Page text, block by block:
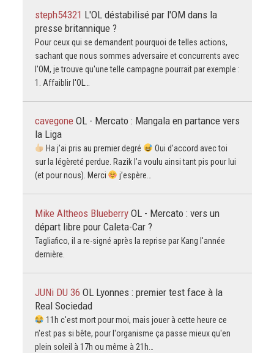
steph54321 L'OL déstabilisé par l'OM dans la
presse britannique ?
Pour ceux qui se demandent pourquoi de telles actions,
sachant que nous sommes adversaire et concurrents avec
l'OM, je trouve qu'une telle campagne pourrait par exemple :
1. Affaiblir l'OL…
cavegone OL - Mercato : Mangala en partance vers
la Liga
Ha j’ai pris au premier degré
Oui d’accord avec toi
sur la légèreté perdue. Razik l’a voulu ainsi tant pis pour lui
(et pour nous). Merci
j’espère…
Mike Altheos Blueberry OL - Mercato : vers un
départ libre pour Caleta-Car ?
Tagliafico, il a re-signé après la reprise par Kang l'année
dernière.
JUNi DU 36 OL Lyonnes : premier test face à la
Real Sociedad
11h c'est mort pour moi, mais jouer à cette heure ce
n'est pas si bête, pour l'organisme ça passe mieux qu'en
plein soleil à 17h ou même à 21h…